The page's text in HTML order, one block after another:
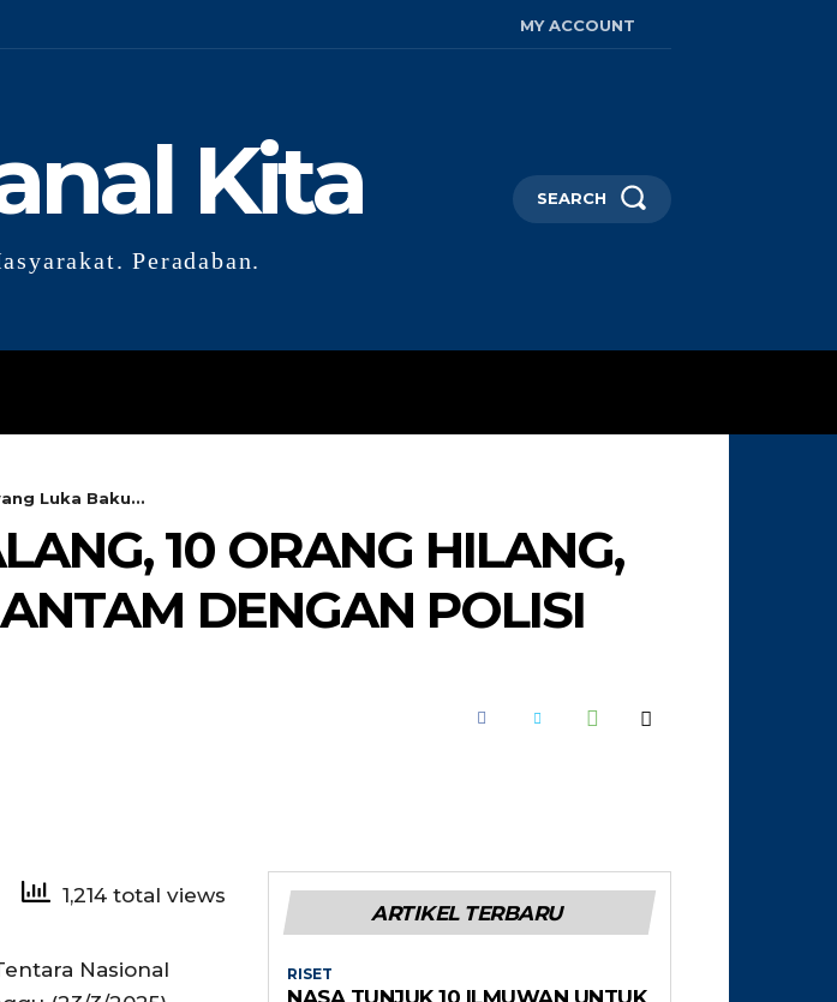
MY ACCOUNT
Kita
Peradaban.
SEARCH
Luka Baku...
10 ORANG HILANG,
DENGAN POLISI
1,214 total views
Nasional
ARTIKEL TERBARU
RISET
NASA TUNJUK 10 ILMUWAN UNTUK